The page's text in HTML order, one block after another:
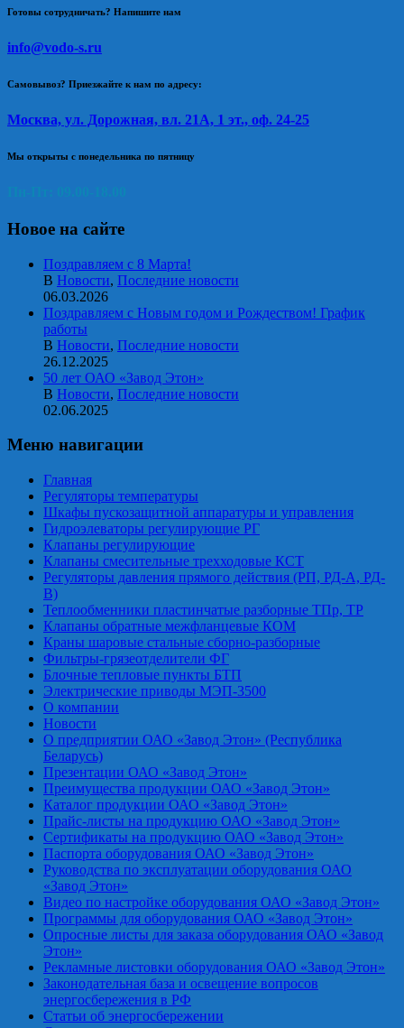
Готовы сотрудничать? Напишите нам
info@vodo-s.ru
Самовывоз? Приезжайте к нам по адресу:
Москва, ул. Дорожная, вл. 21А, 1 эт., оф. 24-25
Мы открыты с понедельника по пятницу
Новое на сайте
Поздравляем с 8 Марта!
В Новости, Последние новости
06.03.2026
Поздравляем с Новым годом и Рождеством! График
работы
В Новости, Последние новости
26.12.2025
50 лет ОАО «Завод Этон»
В Новости, Последние новости
02.06.2025
Меню навигации
Главная
Регуляторы температуры
Шкафы пускозащитной аппаратуры и управления
Гидроэлеваторы регулирующие РГ
Клапаны регулирующие
Клапаны смесительные трехходовые КСТ
Регуляторы давления прямого действия (РП, РД-А, РД-
В)
Теплообменники пластинчатые разборные ТПр, ТР
Клапаны обратные межфланцевые КОМ
Краны шаровые стальные сборно-разборные
Фильтры-грязеотделители ФГ
Блочные тепловые пункты БТП
Электрические приводы МЭП-3500
О компании
Новости
О предприятии ОАО «Завод Этон» (Республика
Беларусь)
Презентации ОАО «Завод Этон»
Преимущества продукции ОАО «Завод Этон»
Каталог продукции ОАО «Завод Этон»
Прайс-листы на продукцию ОАО «Завод Этон»
Сертификаты на продукцию ОАО «Завод Этон»
Паспорта оборудования ОАО «Завод Этон»
Руководства по эксплуатации оборудования ОАО
«Завод Этон»
Видео по настройке оборудования ОАО «Завод Этон»
Программы для оборудования ОАО «Завод Этон»
Опросные листы для заказа оборудования ОАО «Завод
Этон»
Рекламные листовки оборудования ОАО «Завод Этон»
Законодательная база и освещение вопросов
энергосбережения в РФ
Статьи об энергосбережении